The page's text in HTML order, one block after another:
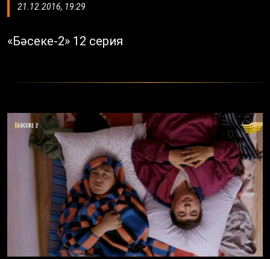
21.12.2016, 19:29
«Бәсеке-2» 12 серия